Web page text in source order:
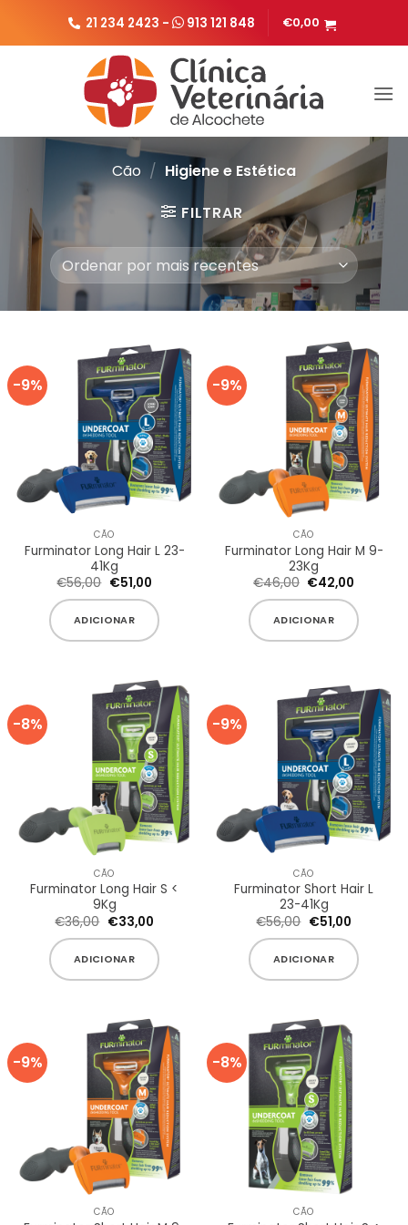
21 234 2423 - 913 121 848 €0,00
Cão / Higiene e Estética
FILTRAR
-9%
CÃO
Furminator Long Hair L 23-
41Kg
€56,00 O
preço
original
era:
€56,00.
€51,00O
atual
é:
€51,00.
ADICIONAR
-9%
CÃO
Furminator Long Hair M 9-
23Kg
€46,00 O
preço
original
era:
€46,00.
€42,00
atual
é:
€42,00.
ADICIONAR
-8%
CÃO
Furminator Long Hair S <
9Kg
€36,00 O
preço
original
era:
€36,00.
€33,00O
atual
é:
€33,00.
ADICIONAR
-9%
CÃO
Furminator Short Hair L
23-41Kg
€56,00 O
preço
original
era:
€56,00.
€51,00O
atual
é:
€51,00.
ADICIONAR
-9%
CÃO
-8%
CÃO